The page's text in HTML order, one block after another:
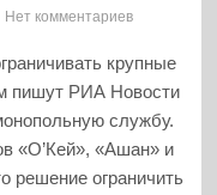
Нет комментариев
крупные
пишут РИА Новости
службу.
«О’Кей», «Ашан» и
решение ограничить